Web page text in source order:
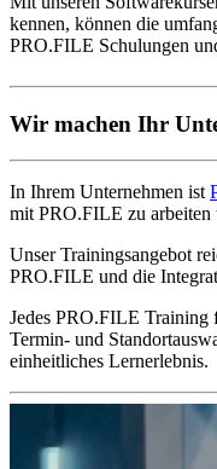
kennen, können die
PRO.FILE Schulungen
Wir machen Ihr
In Ihrem Unternehmen ist
mit PRO.FILE zu arbeiten
Unser Trainingsangebot
PRO.FILE und die
Jedes PRO.FILE Training
Termin- und
einheitliches Lernerlebnis.